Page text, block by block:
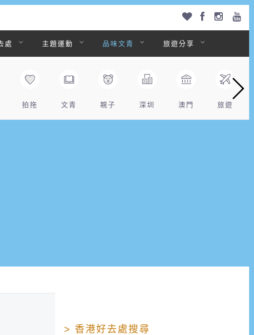
處 主題運動 品味文青 旅遊分享
拍拖 文青 親子 深圳 澳門 旅遊
> 香港好去處搜尋